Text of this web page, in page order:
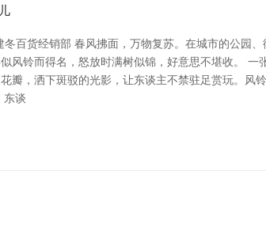
百货经销部 春风拂面，万物复苏。在城市的公园
风铃而得名，怒放时满树似锦，好意思不堪收。
瓣，洒下斑驳的光影，让东谈主不禁驻足赏玩。
东谈